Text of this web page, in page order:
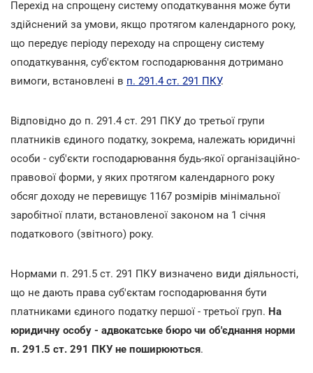
Перехід на спрощену систему оподаткування може бути
здійснений за умови, якщо протягом календарного року,
що передує періоду переходу на спрощену систему
оподаткування, суб'єктом господарювання дотримано
вимоги, встановлені в п. 291.4 ст. 291 ПКУ.
Відповідно до п. 291.4 ст. 291 ПКУ до третьої групи
платників єдиного податку, зокрема, належать юридичні
особи - суб'єкти господарювання будь-якої організаційно-
правової форми, у яких протягом календарного року
обсяг доходу не перевищує 1167 розмірів мінімальної
заробітної плати, встановленої законом на 1 січня
податкового (звітного) року.
Нормами п. 291.5 ст. 291 ПКУ визначено види діяльності,
що не дають права суб'єктам господарювання бути
платниками єдиного податку першої - третьої груп. На
юридичну особу - адвокатське бюро чи об'єднання норми
п. 291.5 ст. 291 ПКУ не поширюються.